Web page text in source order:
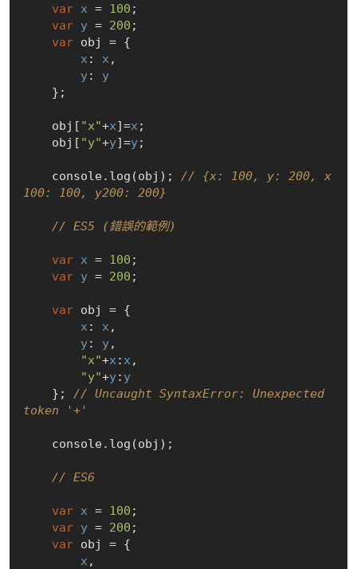
var x = 100 ;
var y = 200 ;
var obj = {
x : x ,
y: y
    obj[
"x"+x]=x ;
    obj[
"y"+y]=y;
    console.log(obj);
// {x: 100, y: 200, x
100: 100, y200: 200}
// ES5 (錯誤的範例)
var x = 100 ;
var y = 200 ;
var obj = {
x : x ,
y: y,
"x"+x : x ,
"y"+y: y
    };
// Uncaught SyntaxError: Unexpected
token '+'
// ES6
var x = 100 ;
var y = 200 ;
var obj = {
x ,